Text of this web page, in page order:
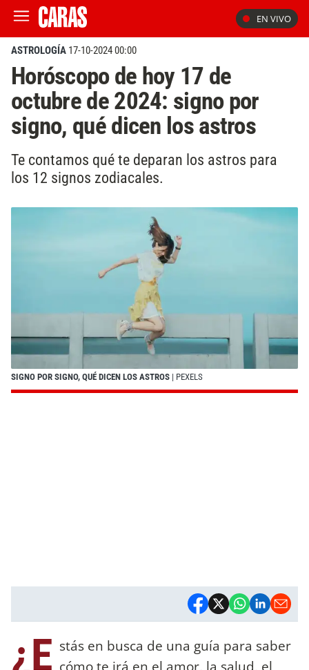
EN VIVO
ASTROLOGÍA 17-10-2024 00:00
Horóscopo de hoy 17 de
octubre de 2024: signo por
signo, qué dicen los astros
Te contamos qué te deparan los astros para
los 12 signos zodiacales.
SIGNO POR SIGNO, QUÉ DICEN LOS ASTROS | PEXELS
¿E stás en busca de una guía para saber
cómo te irá en el amor, la salud, el